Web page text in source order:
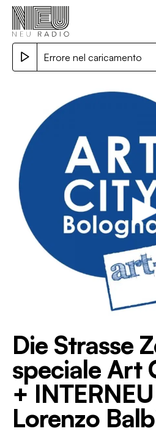
Errore nel caricamento
Die Strasse
speciale Art
+
Lorenzo